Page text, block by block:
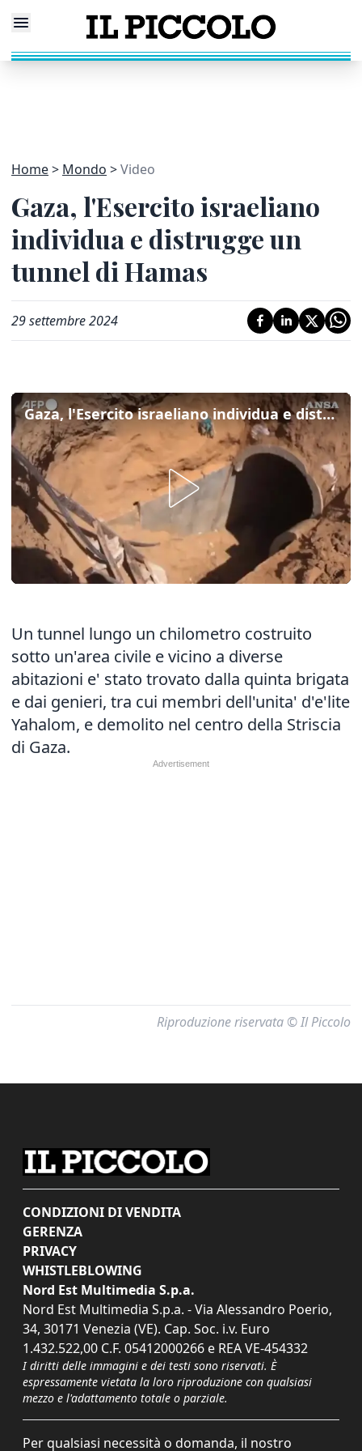
Home Mondo Video
Gaza, l'Esercito israeliano
individua e distrugge un
tunnel di Hamas
29 settembre 2024
Gaza, l'Esercito israeliano individua e distrugge un tunnel di Hamas
Un tunnel lungo un chilometro costruito
sotto un'area civile e vicino a diverse
abitazioni e' stato trovato dalla quinta brigata
e dai genieri, tra cui membri dell'unita' d'e'lite
Yahalom, e demolito nel centro della Striscia
di Gaza.
Riproduzione riservata © Il Piccolo
CONDIZIONI DI VENDITA
GERENZA
PRIVACY
WHISTLEBLOWING
Nord Est Multimedia S.p.a.
Nord Est Multimedia S.p.a. - Via Alessandro Poerio,
34, 30171 Venezia (VE). Cap. Soc. i.v. Euro
1.432.522,00 C.F. 05412000266 e REA VE-454332
I diritti delle immagini e dei testi sono riservati. È
espressamente vietata la loro riproduzione con qualsiasi
mezzo e l'adattamento totale o parziale.
Per qualsiasi necessità o domanda, il nostro